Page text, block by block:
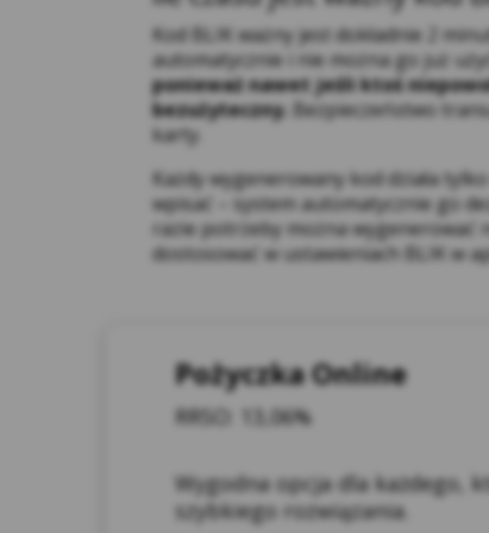
Kod BLIK ważny jest dokładnie 2
automatycznie i nie można go już
ponieważ nawet jeśli ktoś
bezużyteczny. Bezpieczeństwo
karty.
Każdy wygenerowany kod działa
wpisać – system automatycznie go
razie potrzeby można wygenerować
dostosować w ustawieniach BLIK w
Pożyczka Online
RRSO: 13,06%
Wygodna opcja dla każdego,
szybkiego rozwiązania.